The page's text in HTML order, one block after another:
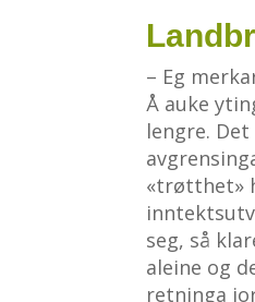
– Eg
Å auke
lengre.
«trøtthet»
seg, så
aleine og
retninga